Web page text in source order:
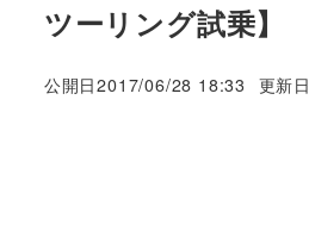
ツーリング試乗】
公開日2017/06/28 18:33 更新